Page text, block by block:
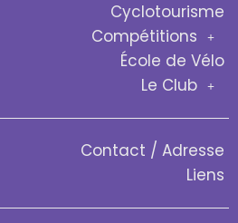
Cyclotourisme
Compétitions
École de Vélo
Le Club
Contact / Adresse
Liens